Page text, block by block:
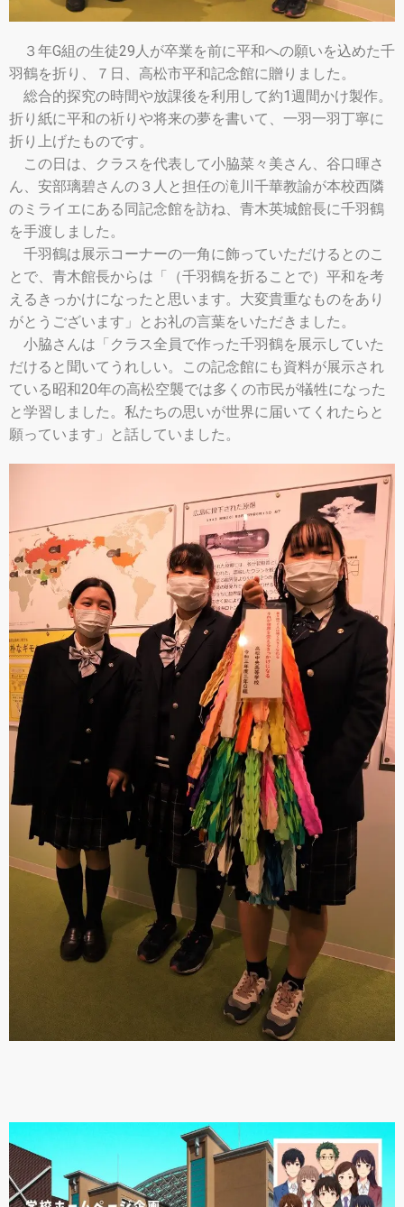
３年G組の生徒29人が卒業を前に平和への願いを込めた千
羽鶴を折り、７日、高松市平和記念館に贈りました。
総合的探究の時間や放課後を利用して約1週間かけ製作。
折り紙に平和の祈りや将来の夢を書いて、一羽一羽丁寧に
折り上げたものです。
この日は、クラスを代表して小脇菜々美さん、谷口暉さ
ん、安部璃碧さんの３人と担任の滝川千華教諭が本校西隣
のミライエにある同記念館を訪ね、青木英城館長に千羽鶴
を手渡しました。
千羽鶴は展示コーナーの一角に飾っていただけるとのこ
とで、青木館長からは「（千羽鶴を折ることで）平和を考
えるきっかけになったと思います。大変貴重なものをあり
がとうございます」とお礼の言葉をいただきました。
小脇さんは「クラス全員で作った千羽鶴を展示していた
だけると聞いてうれしい。この記念館にも資料が展示され
ている昭和20年の高松空襲では多くの市民が犠牲になった
と学習しました。私たちの思いが世界に届いてくれたらと
願っています」と話していました。